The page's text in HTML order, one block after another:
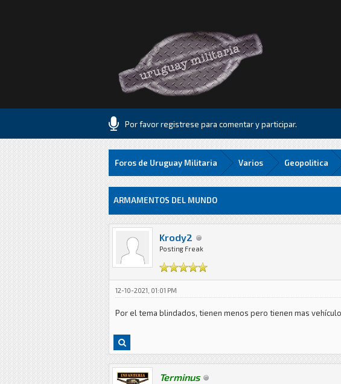
Por favor registrese para comentar y participar.
Foros de Uruguay Militaria Varios Geopolitica
0 voto(s) - 0 Media
1
2
3
4
5 ARMAMENTOS DEL MUNDO
Krody2
Posting Freak
12-10-2021, 01:01 PM
Por el tema blindados, tienen menos pero tienen mas
Terminus